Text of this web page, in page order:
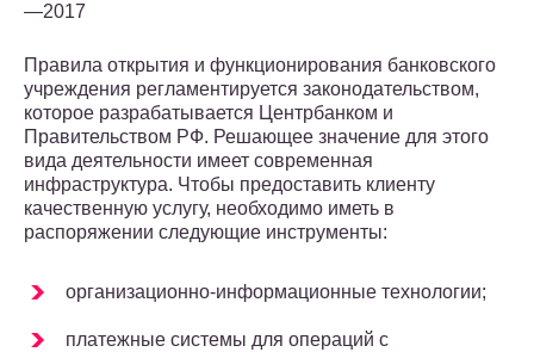
—2017
Правила открытия и функционирования банковского
учреждения регламентируется законодательством,
которое разрабатывается Центрбанком и
Правительством РФ. Решающее значение для этого
вида деятельности имеет современная
инфраструктура. Чтобы предоставить клиенту
качественную услугу, необходимо иметь в
распоряжении следующие инструменты:
организационно-информационные технологии;
платежные системы для операций с